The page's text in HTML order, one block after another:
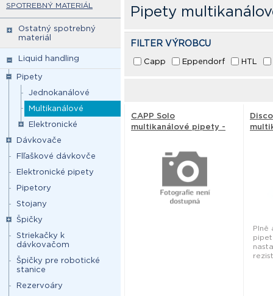
SPOTREBNÝ MATERIÁL
Ostatný spotrebný
materiál
Liquid handling
Pipety
Jednokanálové
Multikanálové
Elektronické
Dávkovače
Flľaškové dávkovče
Elektronické pipety
Pipetory
Stojany
Špičky
Striekačky k
dávkovačom
Špičky pre robotické
stanice
Rezervoáry
Pipety
FILTER VÝROBCU
Capp Eppendorf HTL
CAPP Solo
multikanálové pipety -
Plně